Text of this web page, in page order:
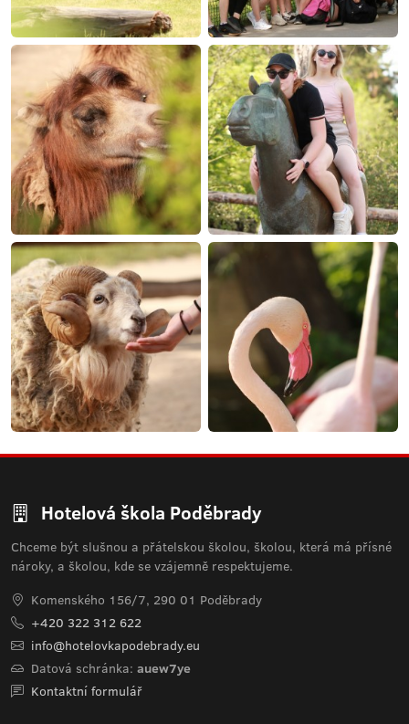
Hotelová škola Poděbrady
Chceme být slušnou a přátelskou školou, školou, která má přísné
nároky, a školou, kde se vzájemně respektujeme.
Komenského 156/7, 290 01 Poděbrady
+420 322 312 622
info@hotelovkapodebrady.eu
Datová schránka: auew7ye
Kontaktní formulář